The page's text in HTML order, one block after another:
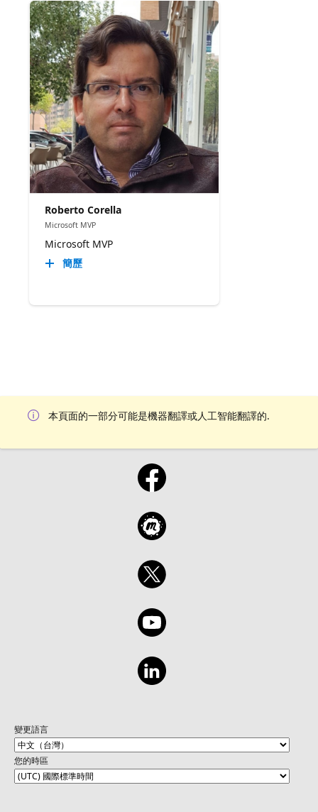
Roberto Corella
Microsoft MVP
Microsoft MVP
簡歷
本頁面的一部分可能是機器翻譯或人工智能翻譯的.
變更語言
您的時區